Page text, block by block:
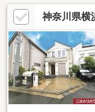
ラブルの問い合わせ
突発的な設備トラブ
ております。24時間
応急処置を無料にて
年後の月末まで※対象
神奈川県横